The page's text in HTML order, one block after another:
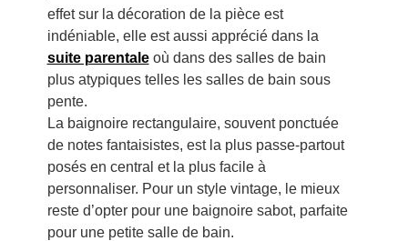
effet sur la décoration de la pièce est
indéniable, elle est aussi apprécié dans la
suite parentaleoù dans des salles de bain
plus atypiques telles les salles de bain sous
pente.
La baignoire rectangulaire, souvent ponctuée
de notes fantaisistes, est la plus passe-partout
posés en central et la plus facile à
personnaliser. Pour un style vintage, le mieux
reste d’opter pour une baignoire sabot, parfaite
pour une petite salle de bain.